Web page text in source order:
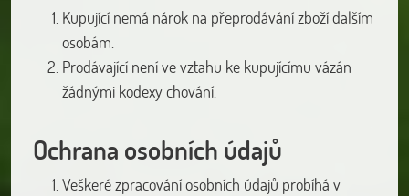
Kupující nemá nárok na přeprodávání zboží dalším
osobám.
Prodávající není ve vztahu ke kupujícímu vázán
žádnými kodexy chování.
Ochrana osobních údajů
Veškeré zpracování osobních údajů probíhá v